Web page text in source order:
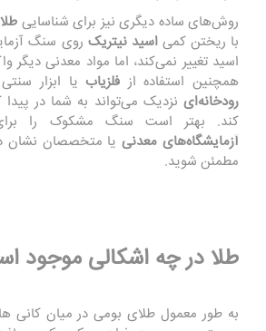
روش‌های ساده دیگری نیز برای شناسایی طلا
با ریختن کمیاسید نیتریک روی سنگ
اسید تغییر نمی‌کند، اما مواد معدنی
همچنین استفاده از فلزیابیا ابزار
رودخانه‌ای نزدیک می‌تواند به شما در
کند. بهتر است سنگ مشکوک را
آزمایشگاه‌های معدنییا متخصصان نشان
مطمئن شوید.
طلا در چه اشکالی موجود
به طور معمول طلای بومی در میان کانی